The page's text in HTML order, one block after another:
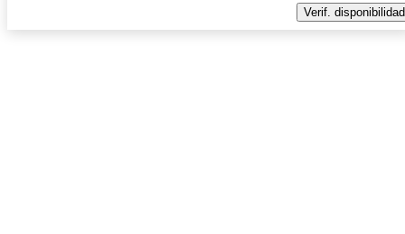
Verif. disponibilidad